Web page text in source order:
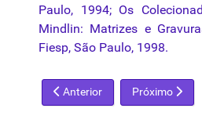
Paulo, 1994; Os
Mindlin: Matrizes e
Fiesp, São Paulo, 1998.
Artigo anterior: Arthur
Anterior Próximo
Próximo